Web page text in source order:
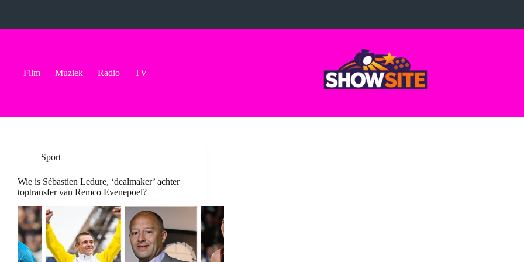
Film Muziek Radio TV
Sport
Wie is Sébastien Ledure, ‘dealmaker’ achter
toptransfer van Remco Evenepoel?